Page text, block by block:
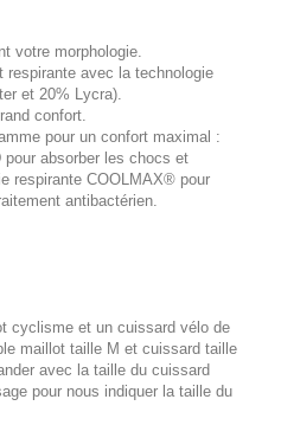
votre morphologie.
respirante avec la technologie
et 20% Lycra).
confort.
pour un confort maximal :
absorber les chocs et
respirante COOLMAX® pour
antibactérien.
cyclisme et un cuissard vélo de
maillot taille M et cuissard taille
avec la taille du cuissard
pour nous indiquer la taille du